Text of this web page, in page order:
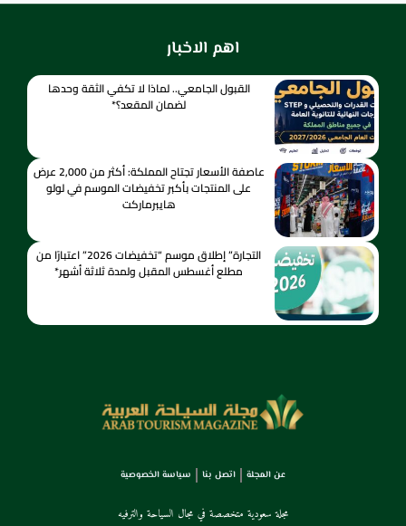
اهم الاخبار
القبول الجامعي.. لماذا لا تكفي الثقة وحدها
لضمان المقعد؟*
عاصفة الأسعار تجتاح المملكة: أكثر من 2,000 عرض
على المنتجات بأكبر تخفيضات الموسم في لولو
هايبرماركت
التجارة” إطلاق موسم “تخفيضات 2026” اعتبارًا من
مطلع أغسطس المقبل ولمدة ثلاثة أشهر*
عن المجلة اتصل بنا سياسة الخصوصية
مجلة سعودية متخصصة في مجال السياحة والترفيه